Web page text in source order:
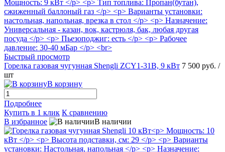
Быстрый просмотр
Горелка газовая чугунная Shengli ZCY1-31B, 9 кВт 7 500 руб. /
шт
В корзину
Подробнее
Купить в 1 клик К сравнению
В избранное
В наличии